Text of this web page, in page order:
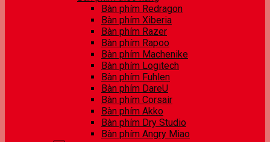
Bàn phím Redragon
Bàn phím Xiberia
Bàn phím Razer
Bàn phím Rapoo
Bàn phím Machenike
Bàn phím Logitech
Bàn phím Fuhlen
Bàn phím DareU
Bàn phím Corsair
Bàn phím Akko
Bàn phím Dry Studio
Bàn phím Angry Miao